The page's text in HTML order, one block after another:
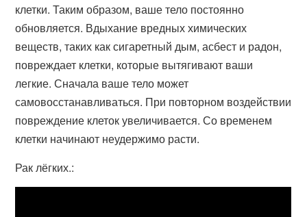
клетки. Таким образом, ваше тело постоянно
обновляется. Вдыхание вредных химических
веществ, таких как сигаретный дым, асбест и радон,
повреждает клетки, которые вытягивают ваши
легкие. Сначала ваше тело может
самовосстанавливаться. При повторном воздействии
повреждение клеток увеличивается. Со временем
клетки начинают неудержимо расти.
Рак лёгких.: